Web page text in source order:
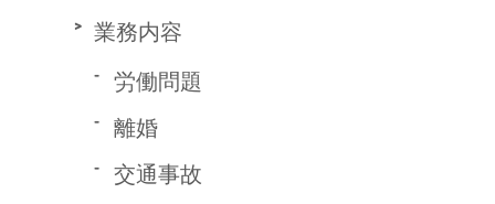
業務内容
労働問題
離婚
交通事故